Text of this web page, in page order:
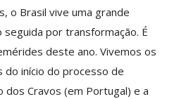
o Brasil vive uma grande
seguida por transformação. É
deste ano. Vivemos os
do início do processo de
dos Cravos (em Portugal) e a